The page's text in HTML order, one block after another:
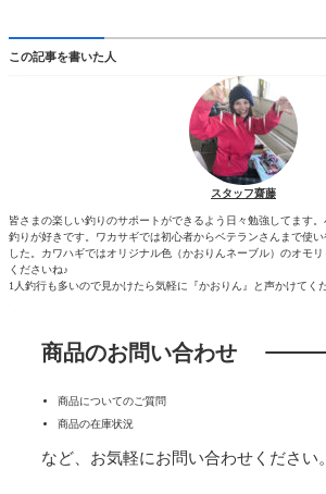
この記事を書いた人
スタッフ齋藤
皆さまの楽しい釣りのサポートができるよう日々勉強してます
釣りが好きです。ワカサギでは初心者からベテランさんまで使
した。カワハギではオリジナル色（かおりんネーブル）のオモ
くださいね♪
1人釣行も多いので見かけたら気軽に『かおりん』と声かけてく
商品のお問い合わせ
商品についてのご質問
商品の在庫状況
など、お気軽にお問い合わせください。